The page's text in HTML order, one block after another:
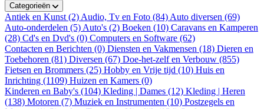
Categorieën
Antiek en Kunst (2) Audio, Tv en Foto (84) Auto diversen (69)
Auto-onderdelen (5) Auto's (2) Boeken (10) Caravans en Kamperen
(28) Cd's en Dvd's (0) Computers en Software (62)
Contacten en Berichten (0) Diensten en Vakmensen (18) Dieren en
Toebehoren (81) Diversen (67) Doe-het-zelf en Verbouw (855)
Fietsen en Brommers (25) Hobby en Vrije tijd (10) Huis en
Inrichting (1109) Huizen en Kamers (0)
Kinderen en Baby's (104) Kleding | Dames (12) Kleding | Heren
(138) Motoren (7) Muziek en Instrumenten (10) Postzegels en